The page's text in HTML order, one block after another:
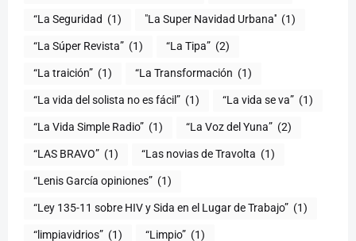
“La Seguridad (1) "La Super Navidad Urbana'' (1)
“La Súper Revista” (1) “La Tipa” (2)
“La traición” (1) “La Transformación (1)
“La vida del solista no es fácil” (1) “La vida se va” (1)
“La Vida Simple Radio” (1) “La Voz del Yuna” (2)
“LAS BRAVO” (1) “Las novias de Travolta (1)
“Lenis García opiniones” (1)
“Ley 135-11 sobre HIV y Sida en el Lugar de Trabajo” (1)
“limpiavidrios” (1) “Limpio” (1)